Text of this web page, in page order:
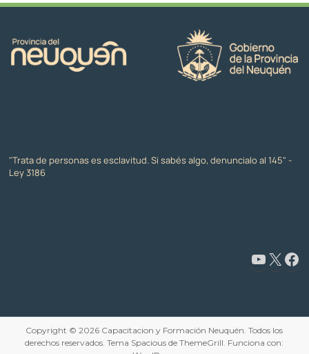
"Trata de personas es esclavitud. Si sabés algo, denuncialo al 145" -
Ley 3186
www.youtube.com/@CapacitaciónyFormaciónNeuquén X Facebook
Copyright © 2026 Capacitacion y Formación Neuquén. Todos los
derechos reservados. Tema Spacious de ThemeGrill. Funciona con: